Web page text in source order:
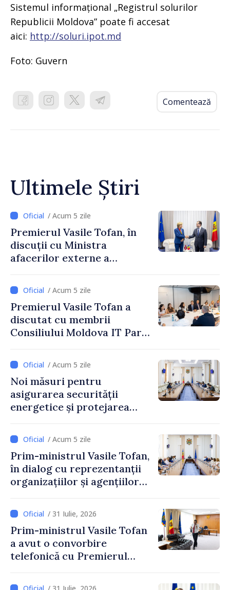
Sistemul informațional „Registrul solurilor
Republicii Moldova” poate fi accesat
aici: http://soluri.ipot.md
Foto: Guvern
Comentează
Ultimele Știri
/ Acum 5 zile
Premierul Vasile Tofan, în
discuții cu Ministra
afacerilor externe a
/ Acum 5 zile
Premierul Vasile Tofan a
discutat cu membrii
Consiliului Moldova IT Park:
industriei IT”
/ Acum 5 zile
Noi măsuri pentru
asigurarea securității
energetice și protejarea
de CNMC
/ Acum 5 zile
Prim-ministrul Vasile Tofan,
în dialog cu reprezentanții
organizațiilor și agențiilor
Moldova
/ 31 Iulie, 2026
Prim-ministrul Vasile Tofan
a avut o convorbire
telefonică cu Premierul
/ 31 Iulie, 2026